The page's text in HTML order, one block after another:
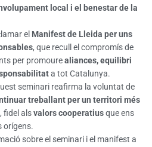
local i el benestar de la
el Manifest de Lleida per uns
, que recull el compromís de
per promourealiances, equilibri
a tot Catalunya.
seminari reafirma la voluntat de
treballant per un territori més
, fidel alsvalors cooperatiusque ens
orígens.
sobre el seminari i el manifest a